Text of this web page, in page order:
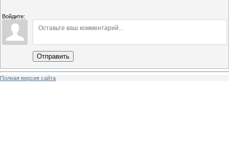
Войдите:
Отправить
Полная версия сайта